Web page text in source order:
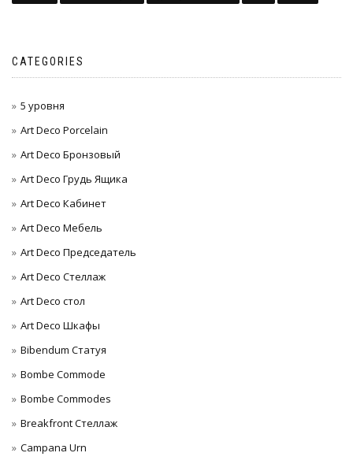
CATEGORIES
5 уровня
Art Deco Porcelain
Art Deco Бронзовый
Art Deco Грудь Ящика
Art Deco Кабинет
Art Deco Мебель
Art Deco Председатель
Art Deco Стеллаж
Art Deco стол
Art Deco Шкафы
Bibendum Статуя
Bombe Commode
Bombe Commodes
Breakfront Стеллаж
Campana Urn